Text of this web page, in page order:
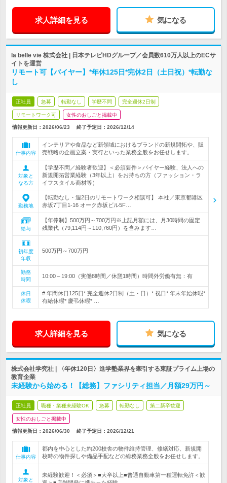
求人詳細を見る 気になる
la belle vie 株式会社 | 日本テレビHDグループ／会員数610万人以上のECサ
イトを運営
リモート可【バイヤー】*年休125日*完休2日（土日祝）*転勤な
し
正社員 急募 転勤なし 学歴不問 完全週休2日制
リモートワーク可 女性のおしごと掲載中
情報更新日：2026/06/23 終了予定日： 2026/12/14
仕事内容
インテリアや食品など新領域におけるブランドの新規開拓や、販
売戦略の企画立案・実行といった業務全般をお任せします。
対象と
なる方
【学歴不問／経験者歓迎】＜必須要件＞バイヤー経験、法人への
新規開拓営業経験（3年以上）をお持ちの方（ファッション・ラ
イフスタイル商材等）
勤務地
【転勤なし・週2日のリモートワーク相談可】 本社／東京都港区
赤坂7丁目1-16 オーク赤坂ビル5F…
給与
【年俸制】500万円～700万円※上記月額には、月30時間の固定
残業代（79,114円～110,760円）を含みます…
初年度
年収
500万円～700万円
勤務
時間
10:00～19:00（実働8時間／休憩1時間）時間外労働有無：有
休日
休暇
# 年間休日125日* 完全週休2日制（土・日）* 祝日* 年末年始休暇*
有給休暇* 慶弔休暇* …
求人詳細を見る 気になる
株式会社学究社 | 〈年休120日〉進学塾業界を牽引する東証プライム上場の
教育企業
未経験から始める！【総務】ファシリティ担当／月額29万円～
正社員 職種・業種未経験OK 急募 転勤なし 第二新卒歓迎
女性のおしごと掲載中
情報更新日：2026/06/30 終了予定日： 2026/12/21
仕事内容
都内を中心とした約200校舎の物件維持管理、修繕対応、新規開
校時の物件探しや備品手配などの総務業務全般をお任せします。
対象と
未経験歓迎！＜必須＞■大卒以上■普通自動車第一種運転免許＜歓